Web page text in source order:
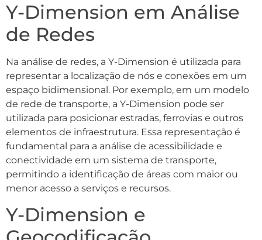
Y-Dimension em Análise
de Redes
Na análise de redes, a Y-Dimension é utilizada para
representar a localização de nós e conexões em um
espaço bidimensional. Por exemplo, em um modelo
de rede de transporte, a Y-Dimension pode ser
utilizada para posicionar estradas, ferrovias e outros
elementos de infraestrutura. Essa representação é
fundamental para a análise de acessibilidade e
conectividade em um sistema de transporte,
permitindo a identificação de áreas com maior ou
menor acesso a serviços e recursos.
Y-Dimension e